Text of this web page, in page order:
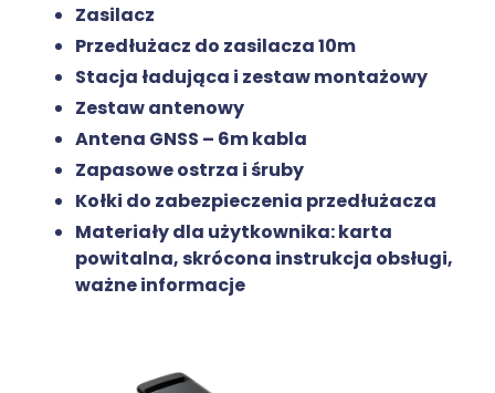
Zasilacz
Przedłużacz do zasilacza 10m
Stacja ładująca i zestaw montażowy
Zestaw antenowy
Antena GNSS – 6m kabla
Zapasowe ostrza i śruby
Kołki do zabezpieczenia przedłużacza
Materiały dla użytkownika: karta
powitalna, skrócona instrukcja obsługi,
ważne informacje